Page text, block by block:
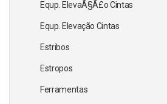
Equp. ElevaÃ§Ã£o Cintas
Equp. Elevação Cintas
Estribos
Estropos
Ferramentas